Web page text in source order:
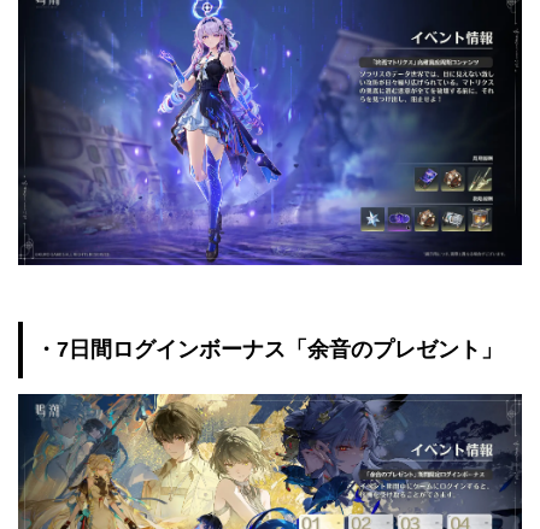
・7日間ログインボーナス「余音のプレゼント」